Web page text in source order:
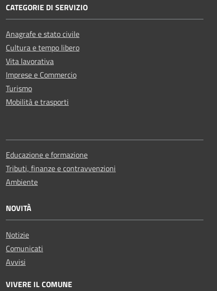
CATEGORIE DI SERVIZIO
Anagrafe e stato civile
Cultura e tempo libero
Vita lavorativa
Imprese e Commercio
Turismo
Mobilità e trasporti
Educazione e formazione
Tributi, finanze e contravvenzioni
Ambiente
NOVITÀ
Notizie
Comunicati
Avvisi
VIVERE IL COMUNE